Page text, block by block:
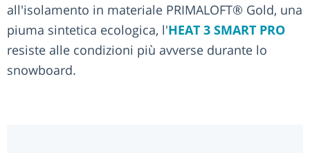
all'isolamento in materiale PRIMALOFT® Gold, una
piuma sintetica ecologica, l'HEAT 3 SMART PRO
resiste alle condizioni più avverse durante lo
snowboard.